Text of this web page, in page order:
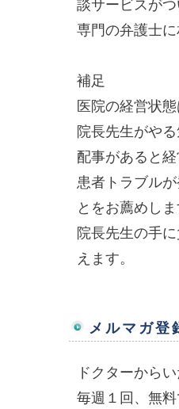
談サービスがつ
専門の弁護士
補足
医院の経営状
院長先生がや
配事があると
患者トラブル
とをお薦めしま
院長先生の手
えます。
メルマガ登
ドクターから
毎週１回、無